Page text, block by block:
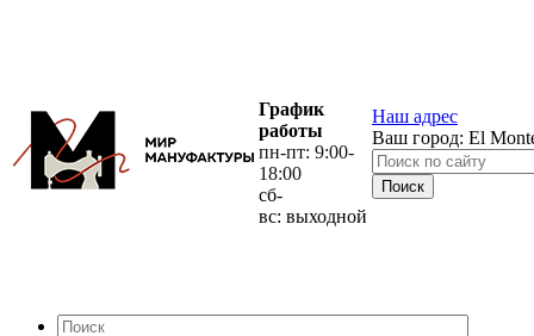
График
работы
пн-пт: 9:00-
18:00
сб-
вс: выходной
Наш адрес
Ваш город: El